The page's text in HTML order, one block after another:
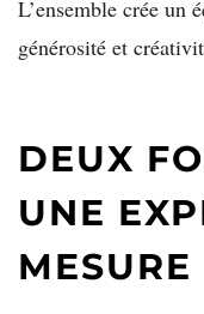
L’ensemble crée un
générosité et
DEUX
UNE
MESURE